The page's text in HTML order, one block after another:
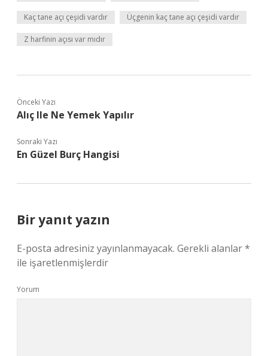
Kaç tane açı çeşidi vardır Üçgenin kaç tane açı çeşidi vardır
Z harfinin açısı var mıdır
Önceki Yazı
Alıç Ile Ne Yemek Yapılır
Sonraki Yazı
En Güzel Burç Hangisi
Bir yanıt yazın
E-posta adresiniz yayınlanmayacak. Gerekli alanlar*
ile işaretlenmişlerdir
Yorum